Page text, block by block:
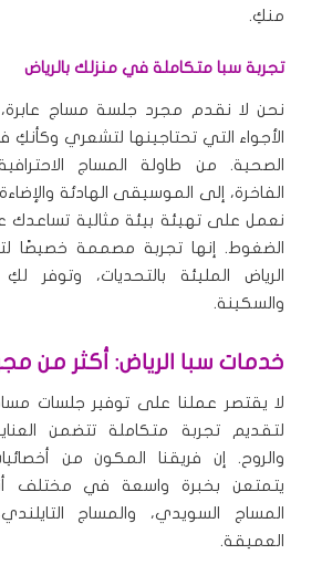
منكِ.
تجربة سبا متكاملة في منزلك بالرياض
نحن لا نقدم مجرد جلسة مساج
الأجواء التي تحتاجينها لتشعري
الصحية. من طاولة المساج
الفاخرة، إلى الموسيقى الهادئة
نعمل على تهيئة بيئة مثالية
الضغوط. إنها تجربة مصممة خصيصًا
الرياض المليئة بالتحديات، وتوفر
والسكينة.
خدمات سبا الرياض: أكثر من
لا يقتصر عملنا على توفير جلسات
لتقديم تجربة متكاملة تتضمن
والروح. إن فريقنا المكون من
يتمتعن بخبرة واسعة في مختلف
المساج السويدي، والمساج
العميقة.